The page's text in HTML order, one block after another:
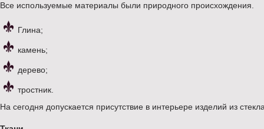
Все используемые материалы были природного происхождения.
Глина;
камень;
дерево;
тростник.
На сегодня допускается присутствие в интерьере изделий из